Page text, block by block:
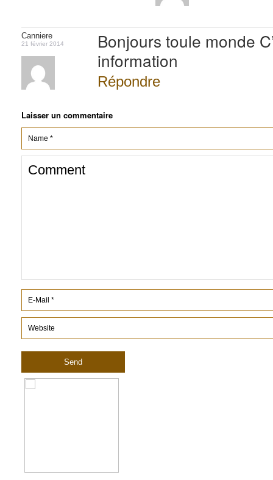
Canniere
21 février 2014
Bonjours toule monde
information
Répondre
Laisser un commentaire